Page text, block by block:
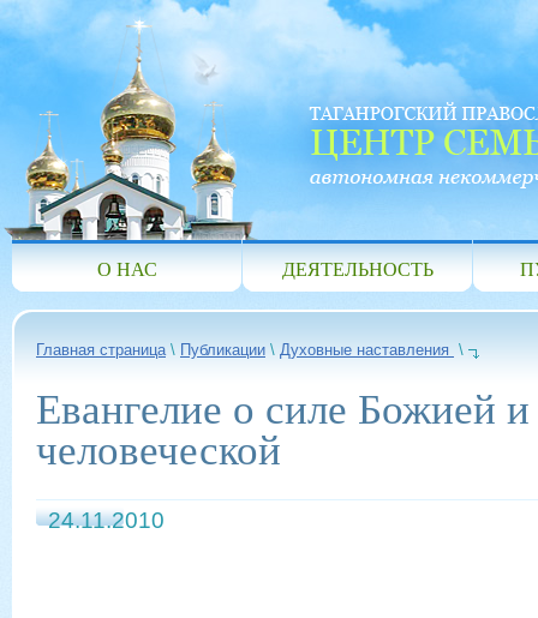
О НАС ДЕЯТЕЛЬНОСТЬ
Главная страница\ Публикации \ Духовные наставления \
Евангелие о силе Божией и
человеческой
24.11.2010